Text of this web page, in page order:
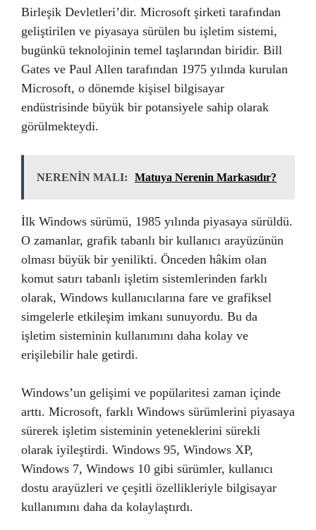
Birleşik Devletleri’dir. Microsoft şirketi tarafından
geliştirilen ve piyasaya sürülen bu işletim sistemi,
bugünkü teknolojinin temel taşlarından biridir. Bill
Gates ve Paul Allen tarafından 1975 yılında kurulan
Microsoft, o dönemde kişisel bilgisayar
endüstrisinde büyük bir potansiyele sahip olarak
görülmekteydi.
NERENİN MALI: Matuya Nerenin Markasıdır?
İlk Windows sürümü, 1985 yılında piyasaya sürüldü.
O zamanlar, grafik tabanlı bir kullanıcı arayüzünün
olması büyük bir yenilikti. Önceden hâkim olan
komut satırı tabanlı işletim sistemlerinden farklı
olarak, Windows kullanıcılarına fare ve grafiksel
simgelerle etkileşim imkanı sunuyordu. Bu da
işletim sisteminin kullanımını daha kolay ve
erişilebilir hale getirdi.
Windows’un gelişimi ve popülaritesi zaman içinde
arttı. Microsoft, farklı Windows sürümlerini piyasaya
sürerek işletim sisteminin yeteneklerini sürekli
olarak iyileştirdi. Windows 95, Windows XP,
Windows 7, Windows 10 gibi sürümler, kullanıcı
dostu arayüzleri ve çeşitli özellikleriyle bilgisayar
kullanımını daha da kolaylaştırdı.